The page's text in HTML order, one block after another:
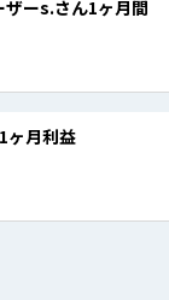
ーs.さん1ヶ月間
ヶ月利益